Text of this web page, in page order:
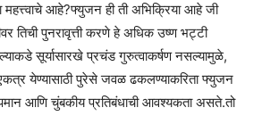
महत्त्वाचे आहे?फ्युजन ही ती अभिक्रिया आहे जी
तिची पुनरावृत्ती करणे हे अधिक उष्ण भट्टी
सूर्यासारखे प्रचंड गुरुत्वाकर्षण नसल्यामुळे,
येण्यासाठी पुरेसे जवळ ढकलण्याकरिता फ्युजन
आणि चुंबकीय प्रतिबंधाची आवश्यकता असते.तो